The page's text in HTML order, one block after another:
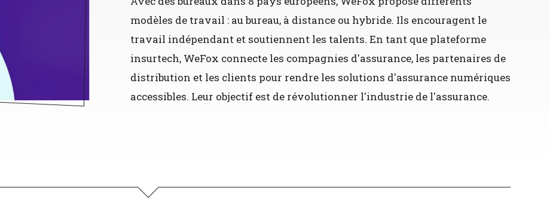
modèles de travail : au bureau, à distance ou hybride. Ils encouragent le
travail indépendant et soutiennent les talents. En tant que plateforme
insurtech, WeFox connecte les compagnies d'assurance, les partenaires de
distribution et les clients pour rendre les solutions d'assurance numériques
accessibles. Leur objectif est de révolutionner l'industrie de l'assurance.